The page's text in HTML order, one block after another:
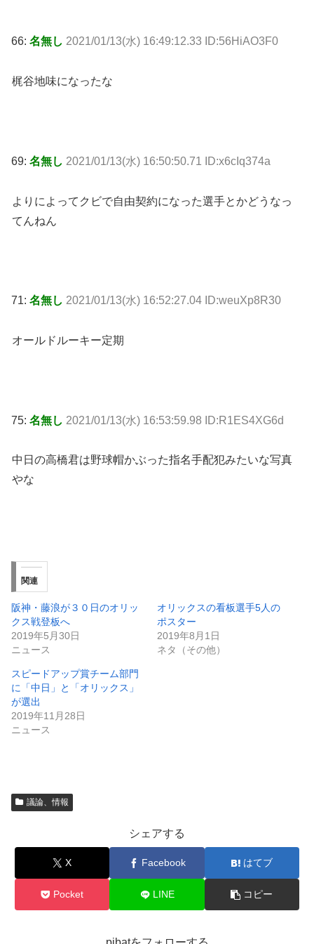
66: 名無し 2021/01/13(水) 16:49:12.33 ID:56HiAO3F0
梶谷地味になったな
69: 名無し 2021/01/13(水) 16:50:50.71 ID:x6cIq374a
よりによってクビで自由契約になった選手とかどうなっ
てんねん
71: 名無し 2021/01/13(水) 16:52:27.04 ID:weuXp8R30
オールドルーキー定期
75: 名無し 2021/01/13(水) 16:53:59.98 ID:R1ES4XG6d
中日の高橋君は野球帽かぶった指名手配犯みたいな写真
やな
関連
阪神・藤浪が３０日のオリッ
クス戦登板へ
2019年5月30日
ニュース
オリックスの看板選手5人の
ポスター
2019年8月1日
ネタ（その他）
スピードアップ賞チーム部門
に「中日」と「オリックス」
が選出
2019年11月28日
ニュース
議論、情報
シェアする
X Facebook はてブ
Pocket LINE コピー